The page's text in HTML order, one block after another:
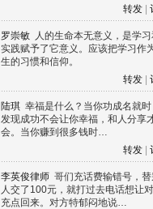
转发
罗崇敏 人的生命本无意义，是学习
实践赋予了它意义。应该把学习作
生的习惯和信仰。
转发
陆琪 幸福是什么？当你功成名就时
发现成功不会让你幸福，和人分享
会。当你赚到很多钱时…
转发
李英俊律师 哥们充话费输错号，替
人交了100元，就打过去电话想让
充点回来。对方特郁闷地说…